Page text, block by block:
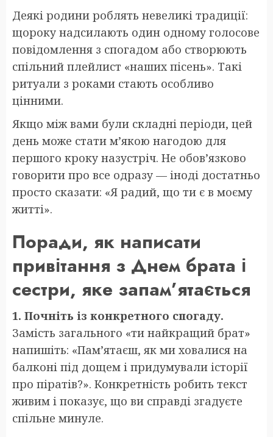
Деякі родини роблять невеликі традиції:
щороку надсилають один одному голосове
повідомлення з спогадом або створюють
спільний плейлист «наших пісень». Такі
ритуали з роками стають особливо
цінними.
Якщо між вами були складні періоди, цей
день може стати м’якою нагодою для
першого кроку назустріч. Не обов’язково
говорити про все одразу — іноді достатньо
просто сказати: «Я радий, що ти є в моєму
житті».
Поради, як написати
привітання з Днем брата і
сестри, яке запам’ятається
1. Почніть із конкретного спогаду.
Замість загального «ти найкращий брат»
напишіть: «Пам’ятаєш, як ми ховалися на
балконі під дощем і придумували історії
про піратів?». Конкретність робить текст
живим і показує, що ви справді згадуєте
спільне минуле.